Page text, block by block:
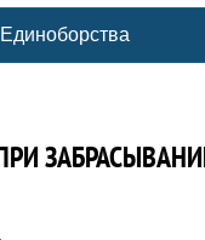
Единоборства